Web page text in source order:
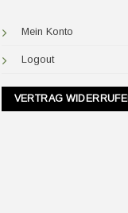
Mein Konto
Logout
VERTRAG